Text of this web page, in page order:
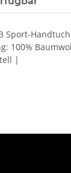
Sport-
100%
|